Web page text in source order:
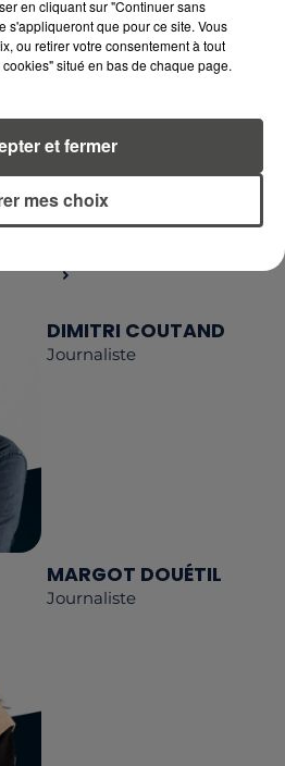
L'ACTU DE LA RÉGION ET
INFOS DE LA RÉDACTION
DIMITRI COUTAND
Journaliste
MARGOT DOUÉTIL
Journaliste
en cliquant sur "Continuer sans
s'appliqueront que pour ce site. Vous
ou retirer votre consentement à tout
situé en bas de chaque page.
mes choix
et fermer